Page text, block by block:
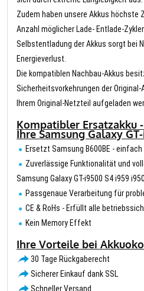
Zudem haben unsere Akkus höchste
Anzahl möglicher Lade- Entlade-
Selbstentladung der Akkus sorgt bei
Energieverlust.
Die kompatiblen Nachbau-Akkus
Sicherheitsvorkehrungen der
Ihrem Original-Netzteil aufgeladen
Kompatibler Ersatzakku
Ihre Samsung Galaxy
Ersetzt Samsung B600BE -
Zuverlässige Funktionalität und
Samsung Galaxy GT-i9500 S4 i959
Passgenaue Verarbeitung für
CE & RoHs - Erfüllt alle
Kein Memory Effekt
Ihre Vorteile bei
30 Tage Rückgaberecht
Sicherer Einkauf dank SSL
Schneller Versand